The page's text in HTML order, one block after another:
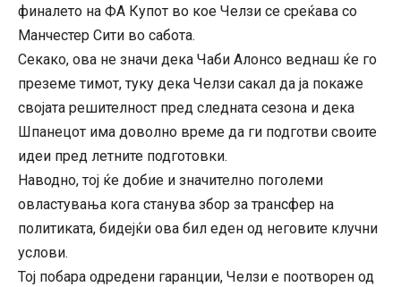
финалето на ФА Купот во кое Челзи се среќава со
Манчестер Сити во сабота.
Секако, ова не значи дека Чаби Алонсо веднаш ќе го
преземе тимот, туку дека Челзи сакал да ја покаже
својата решителност пред следната сезона и дека
Шпанецот има доволно време да ги подготви своите
идеи пред летните подготовки.
Наводно, тој ќе добие и значително поголеми
овластувања кога станува збор за трансфер на
политиката, бидејќи ова бил еден од неговите клучни
услови.
Тој побара одредени гаранции, Челзи е поотворен од